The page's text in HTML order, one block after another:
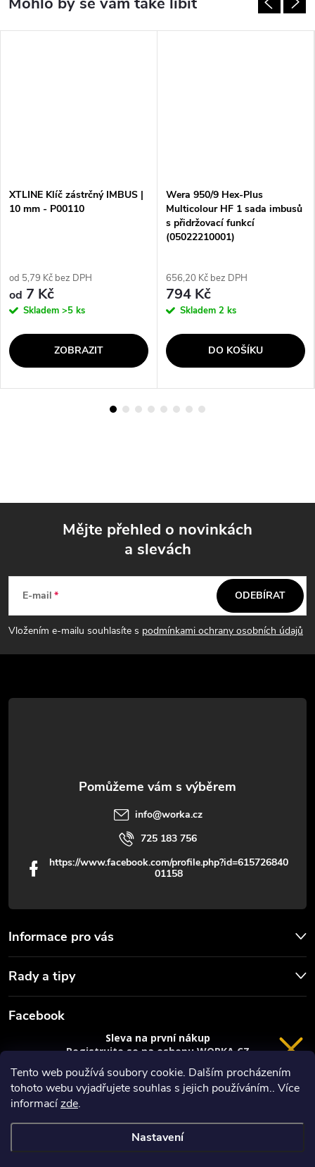
Tento web používá soubory cookie. Dalším procházením
tohoto webu vyjadřujete souhlas s jejich používáním.. Více
informacízde.
Nastavení
XTLINE Klíč zástrčný IMBUS |
10 mm - P00110
od 5,79 Kč bez DPH
od 7 Kč
Skladem >5 ks
ZOBRAZIT
Wera 950/9 Hex-Plus
Multicolour HF 1 sada imbusů
s přidržovací funkcí
(05022210001)
656,20 Kč bez DPH
794 Kč
Skladem 2 ks
DO KOŠÍKU
p
a
t
Mějte přehled o novinkách
a slevách
E-mail
Vložením e-mailu souhlasíte s podmínkami ochrany osobních údajů
ODEBÍRAT
Informace pro vás
Rady a tipy
info@worka.cz
725 183 756
https://www.facebook.com/profile.php?id=615726840
01158
Facebook
Worka.cz - Vše pro práci a řemeslo
VRÁCENÍ 14 DNÍ
Sleva na první nákup
Registrujte se na eshopu WORKA.CZ
sleva 100 Kč* na nákup je Vaše.
Registrace
Privacy policy